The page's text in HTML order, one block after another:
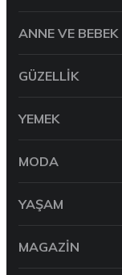
ANNE VE BEBEK
GÜZELLIK
YEMEK
MODA
YAŞAM
MAGAZIN